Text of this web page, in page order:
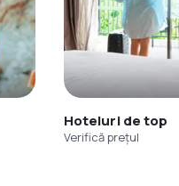
Hoteluri de top
Verifică prețul